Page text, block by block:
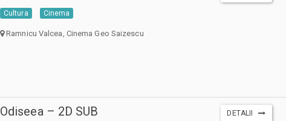
Cultura Cinema
Ramnicu Valcea, Cinema Geo Saizescu
Odiseea – 2D SUB DETALII